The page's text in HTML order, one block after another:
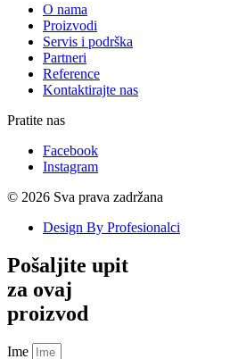
O nama
Proizvodi
Servis i podrška
Partneri
Reference
Kontaktirajte nas
Pratite nas
Facebook
Instagram
© 2026 Sva prava zadržana
Design By Profesionalci
Pošaljite upit
za ovaj
proizvod
Ime